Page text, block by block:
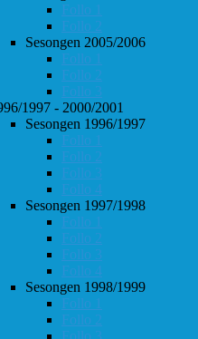
Follo 1
Follo 2
Sesongen 2005/2006
Follo 1
Follo 2
Follo 3
1997 - 2000/2001
Sesongen 1996/1997
Follo 1
Follo 2
Follo 3
Follo 4
Sesongen 1997/1998
Follo 1
Follo 2
Follo 3
Follo 4
Sesongen 1998/1999
Follo 1
Follo 2
Follo 3